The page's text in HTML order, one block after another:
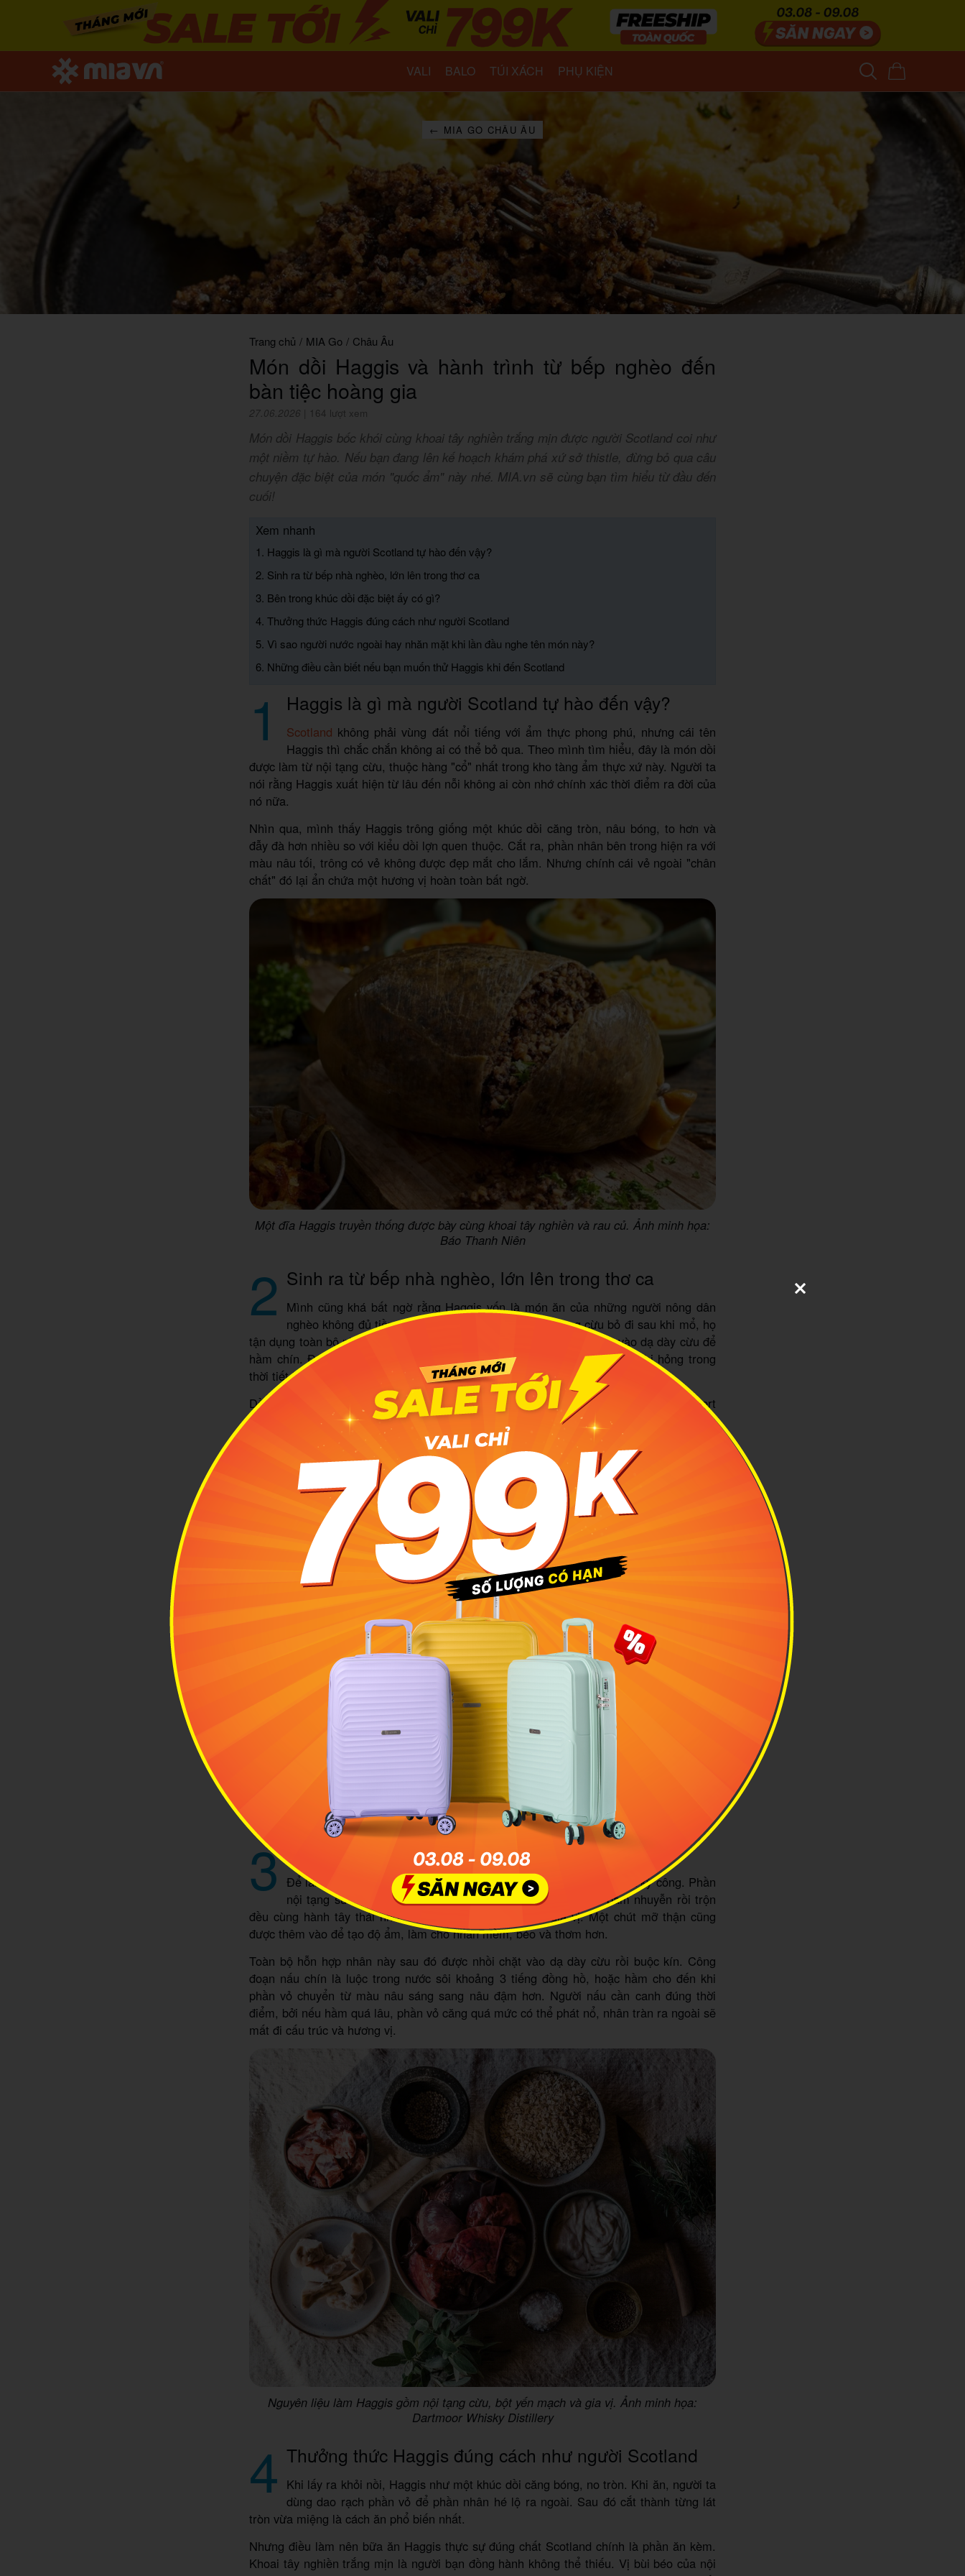
VALI BALO TÚI XÁCH PHỤ KIỆN
← MIA GO CHÂU ÂU
Trang chủ / MIA Go / Châu Âu
Món dồi Haggis và hành trình từ bếp nghèo đến
bàn tiệc hoàng gia
27.06.2026 164 lượt xem
Món dồi Haggis bốc khói cùng khoai tây nghiền trắng mịn được người Scotland coi như
một niềm tự hào. Nếu bạn đang lên kế hoạch khám phá xứ sở thistle, đừng bỏ qua câu
chuyện đặc biệt của món "quốc ẩm" này nhé. MIA.vn sẽ cùng bạn tìm hiểu từ đầu đến
cuối!
Xem nhanh
1. Haggis là gì mà người Scotland tự hào đến vậy?
2. Sinh ra từ bếp nhà nghèo, lớn lên trong thơ ca
3. Bên trong khúc dồi đặc biệt ấy có gì?
4. Thưởng thức Haggis đúng cách như người Scotland
5. Vì sao người nước ngoài hay nhăn mặt khi lần đầu nghe tên món này?
6. Những điều cần biết nếu bạn muốn thử Haggis khi đến Scotland
1 Haggis là gì mà người Scotland tự hào đến vậy?
Scotland không phải vùng đất nổi tiếng với ẩm thực phong phú, nhưng cái tên
Haggis thì chắc chắn không ai có thể bỏ qua. Theo mình tìm hiểu, đây là món dồi
được làm từ nội tạng cừu, thuộc hàng "cổ" nhất trong kho tàng ẩm thực xứ này. Người ta
nói rằng Haggis xuất hiện từ lâu đến nỗi không ai còn nhớ chính xác thời điểm ra đời của
nó nữa.
Nhìn qua, mình thấy Haggis trông giống một khúc dồi căng tròn, nâu bóng, to hơn và
đẫy đà hơn nhiều so với kiểu dồi lợn quen thuộc. Cắt ra, phần nhân bên trong hiện ra với
màu nâu tối, trông có vẻ không được đẹp mắt cho lắm. Nhưng chính cái vẻ ngoài "chân
chất" đó lại ẩn chứa một hương vị hoàn toàn bất ngờ.
Một đĩa Haggis truyền thống được bày cùng khoai tây nghiền và rau củ. Ảnh minh họa:
Báo Thanh Niên
2 Sinh ra từ bếp nhà nghèo, lớn lên trong thơ ca
Mình cũng khá bất ngờ rằng Haggis vốn là món ăn của những người nông dân
nghèo không đủ tiền mua thịt. Thay vì để phần nội tạng cừu bỏ đi sau khi mổ, họ
tận dụng toàn bộ phổi, tim, gan, ruột rồi băm nhỏ, trộn gia vị và nhồi vào dạ dày cừu để
hầm chín. Đây cũng là cách để bảo quản thực phẩm lâu hơn mà không bị hỏng trong
thời tiết lạnh giá của vùng Bắc Âu.
Dần dà, từ bếp nhà nghèo, Haggis bước vào thơ ca. Nhà thơ quốc dân Scotland Robert
Burns đã viết hẳn một bài thơ ca ngợi món ăn dân dã này, và từ đó Haggis được tôn vinh
là "quốc ẩm" của Scotland. Một món ăn đi từ sự thiếu thốn mà trở thành niềm tự hào
quốc gia, ít có hành trình nào ý nghĩa hơn thế.
Haggis đã trở thành niềm tự hào ẩm thực của Scotland. Ảnh minh họa: The Ness Guest
House
3 Bên trong khúc dồi đặc biệt ấy có gì?
Để làm ra một mẻ Haggis đúng điệu, người nấu phải chuẩn bị khá kỳ công. Phần
nội tạng sử dụng bao gồm tim, gan, phổi cừu, tất cả được băm nhuyễn rồi trộn
đều cùng hành tây thái nhỏ, bột yến mạch và các loại gia vị. Một chút mỡ thận cũng
được thêm vào để tạo độ ẩm, làm cho nhân mềm, béo và thơm hơn.
Toàn bộ hỗn hợp nhân này sau đó được nhồi chặt vào dạ dày cừu rồi buộc kín. Công
đoạn nấu chín là luộc trong nước sôi khoảng 3 tiếng đồng hồ, hoặc hầm cho đến khi
phần vỏ chuyển từ màu nâu sáng sang nâu đậm hơn. Người nấu cần canh đúng thời
điểm, bởi nếu hầm quá lâu, phần vỏ căng quá mức có thể phát nổ, nhân tràn ra ngoài sẽ
mất đi cấu trúc và hương vị.
Nguyên liệu làm Haggis gồm nội tạng cừu, bột yến mạch và gia vị. Ảnh minh họa:
Dartmoor Whisky Distillery
4 Thưởng thức Haggis đúng cách như người Scotland
Khi lấy ra khỏi nồi, Haggis như một khúc dồi căng bóng, no tròn. Khi ăn, người ta
dùng dao rạch phần vỏ để phần nhân hé lộ ra ngoài. Sau đó cắt thành từng lát
tròn vừa miệng là cách ăn phổ biến nhất.
Nhưng điều làm nên bữa ăn Haggis thực sự đúng chất Scotland chính là phần ăn kèm.
Khoai tây nghiền trắng mịn là người bạn đồng hành không thể thiếu. Vị bùi béo của nội